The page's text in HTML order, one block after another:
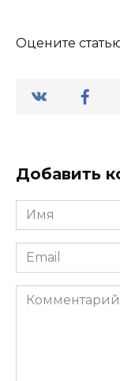
Оцените
Добавить
Имя
*
Email
*
Комментарий